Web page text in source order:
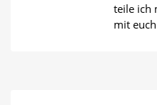
teile ich
mit